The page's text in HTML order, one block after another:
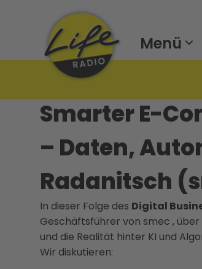
Menü
Smarter E-
– Daten,
Radanitsch
In dieser Folge des Digital
Geschäftsführer von smec ,
und die Realität hinter KI und
Wir diskutieren: